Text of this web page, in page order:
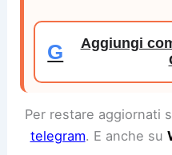
G
Aggiungi
Per restare aggiornati
telegram. E anche su